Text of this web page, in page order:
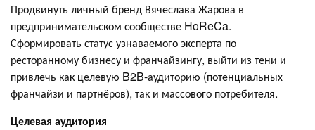
Продвинуть личный бренд Вячеслава Жарова в
предпринимательском сообществе HoReCa.
Сформировать статус узнаваемого эксперта по
ресторанному бизнесу и франчайзингу, выйти из тени и
привлечь как целевую B2B-аудиторию (потенциальных
франчайзи и партнёров), так и массового потребителя.
Целевая аудитория